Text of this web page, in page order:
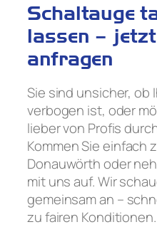
Schaltauge
lassen –
anfragen
Sie sind unsicher, ob
verbogen ist, oder
lieber von Profis
Kommen Sie einfach
Donauwörth oder
mit uns auf. Wir
gemeinsam an –
zu fairen Konditionen.